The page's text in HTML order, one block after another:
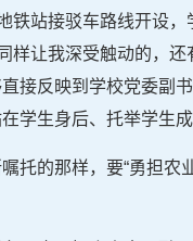
铁站接驳车路线开设
样让我深受触动的，还
接反映到学校党委副
学生身后、托举学生成
的那样，要“勇担农